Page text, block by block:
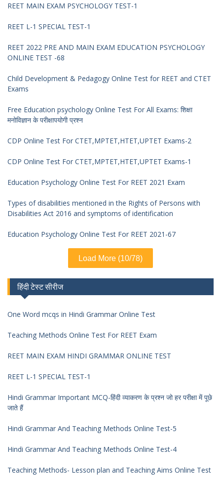
REET MAIN EXAM PSYCHOLOGY TEST-1
REET L-1 SPECIAL TEST-1
REET 2022 PRE AND MAIN EXAM EDUCATION PSYCHOLOGY
ONLINE TEST -68
Child Development & Pedagogy Online Test for REET and CTET
Exams
Free Education psychology Online Test For All Exams: शिक्षा
मनोविज्ञान के परीक्षापयोगी प्रश्न
CDP Online Test For CTET,MPTET,HTET,UPTET Exams-2
CDP Online Test For CTET,MPTET,HTET,UPTET Exams-1
Education Psychology Online Test For REET 2021 Exam
Types of disabilities mentioned in the Rights of Persons with
Disabilities Act 2016 and symptoms of identification
Education Psychology Online Test For REET 2021-67
Load More (10/78)
हिंदी टेस्ट सीरीज
One Word mcqs in Hindi Grammar Online Test
Teaching Methods Online Test For REET Exam
REET MAIN EXAM HINDI GRAMMAR ONLINE TEST
REET L-1 SPECIAL TEST-1
Hindi Grammar Important MCQ-हिंदी व्याकरण के प्रश्न जो हर परीक्षा में पूछे
जाते हैं
Hindi Grammar And Teaching Methods Online Test-5
Hindi Grammar And Teaching Methods Online Test-4
Teaching Methods- Lesson plan and Teaching Aims Online Test